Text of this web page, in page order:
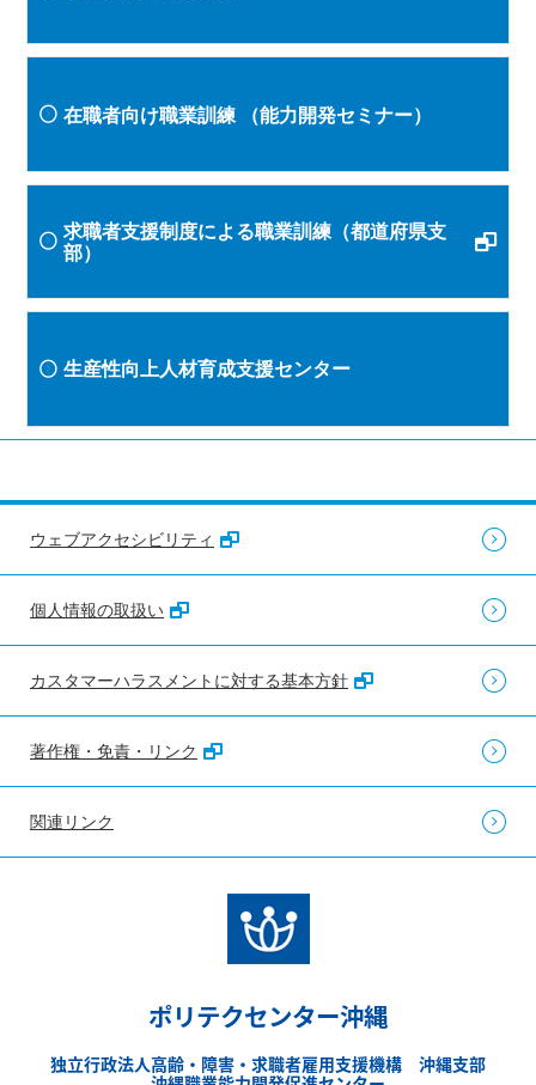
在職者向け職業訓練 （能力開発セミナー）
求職者支援制度による職業訓練（都道府県支
部）
生産性向上人材育成支援センター
ウェブアクセシビリティ
個人情報の取扱い
カスタマーハラスメントに対する基本方針
著作権・免責・リンク
関連リンク
ポリテクセンター沖縄
独立行政法人高齢・障害・求職者雇用支援機構 沖縄支部